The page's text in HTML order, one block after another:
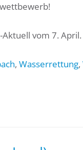
Aktuell vom 7. April.
, Wasserrettung,